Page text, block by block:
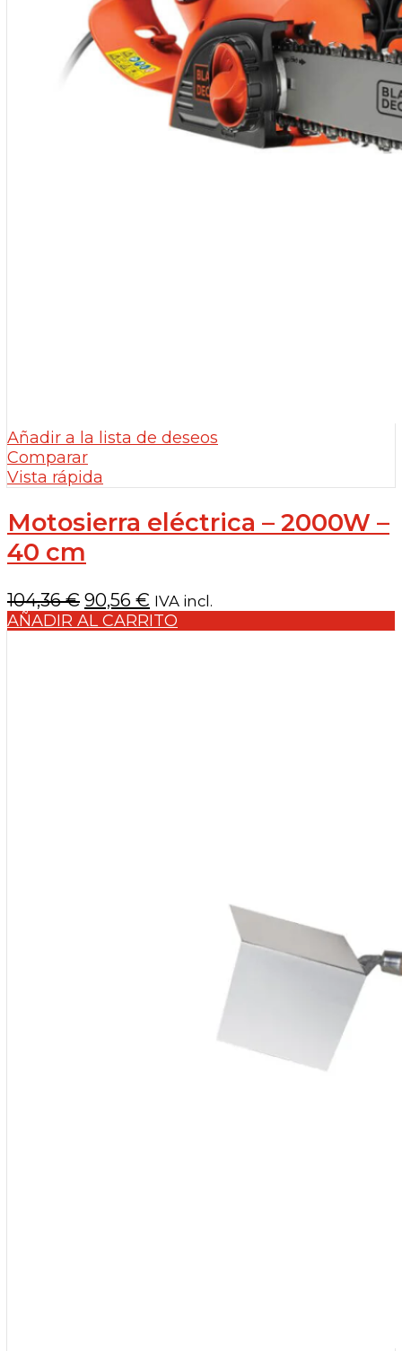
Añadir a la lista de deseos
Comparar
Vista rápida
Motosierra eléctrica – 2000W –
40 cm
104,36€ El
precio
90,56 € El
precio
IVA incl.
AÑADIR AL CARRITO